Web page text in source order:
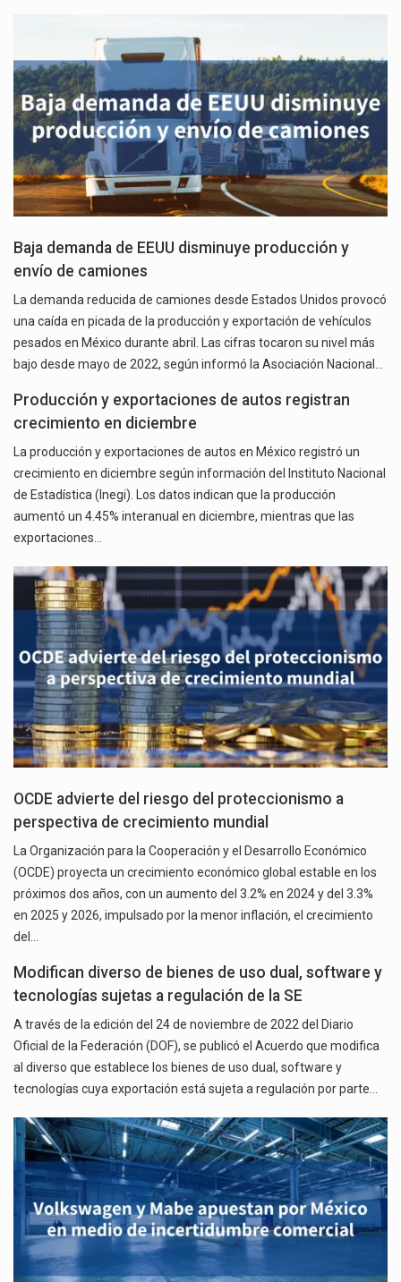
Baja demanda de EEUU disminuye producción y
envío de camiones
La demanda reducida de camiones desde Estados Unidos provocó
una caída en picada de la producción y exportación de vehículos
pesados en México durante abril. Las cifras tocaron su nivel más
bajo desde mayo de 2022, según informó la Asociación Nacional…
Producción y exportaciones de autos registran
crecimiento en diciembre
La producción y exportaciones de autos en México registró un
crecimiento en diciembre según información del Instituto Nacional
de Estadística (Inegi). Los datos indican que la producción
aumentó un 4.45% interanual en diciembre, mientras que las
exportaciones…
OCDE advierte del riesgo del proteccionismo a
perspectiva de crecimiento mundial
La Organización para la Cooperación y el Desarrollo Económico
(OCDE) proyecta un crecimiento económico global estable en los
próximos dos años, con un aumento del 3.2% en 2024 y del 3.3%
en 2025 y 2026, impulsado por la menor inflación, el crecimiento
del…
Modifican diverso de bienes de uso dual, software y
tecnologías sujetas a regulación de la SE
A través de la edición del 24 de noviembre de 2022 del Diario
Oficial de la Federación (DOF), se publicó el Acuerdo que modifica
al diverso que establece los bienes de uso dual, software y
tecnologías cuya exportación está sujeta a regulación por parte…